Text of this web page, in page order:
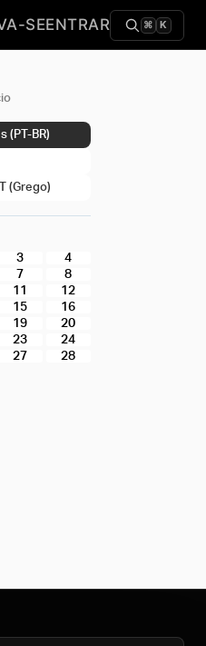
SEENTRAR ⌘ K
(PT-BR)
(Grego)
3
4
7
8
11
12
15
16
19
20
23
24
27 28